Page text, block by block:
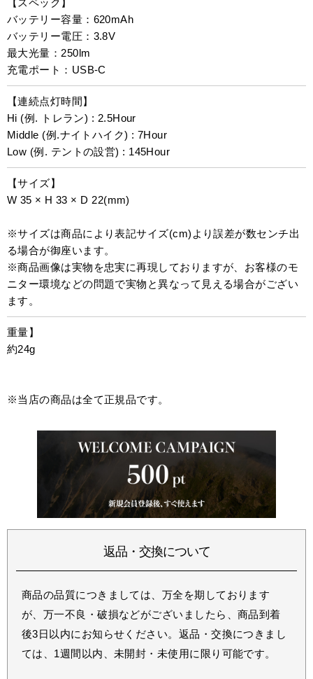
【スペック】
バッテリー容量：620mAh
バッテリー電圧：3.8V
最大光量：250lm
充電ポート：USB-C
【連続点灯時間】
Hi (例. トレラン) : 2.5Hour
Middle (例.ナイトハイク) : 7Hour
Low (例. テントの設営) : 145Hour
【サイズ】
W 35 × H 33 × D 22(mm)
※サイズは商品により表記サイズ(cm)より誤差が数センチ出
る場合が御座います。
※商品画像は実物を忠実に再現しておりますが、お客様のモ
ニター環境などの問題で実物と異なって見える場合がござい
ます。
重量】
約24g
※当店の商品は全て正規品です。
返品・交換について
商品の品質につきましては、万全を期しております
が、万一不良・破損などがございましたら、商品到着
後3日以内にお知らせください。返品・交換につきまし
ては、1週間以内、未開封・未使用に限り可能です。